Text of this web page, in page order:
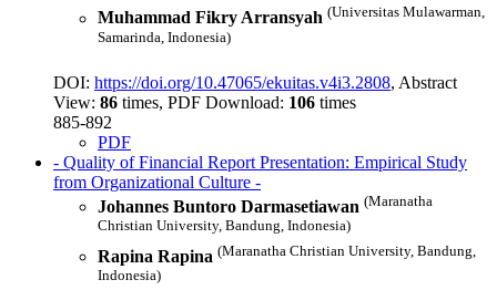
Muhammad Fikry Arransyah (Universitas Mulawarman,
Samarinda, Indonesia)
DOI: https://doi.org/10.47065/ekuitas.v4i3.2808, Abstract
View: 86 times, PDF Download: 106 times
885-892
PDF
- Quality of Financial Report Presentation: Empirical Study
from Organizational Culture -
Johannes Buntoro Darmasetiawan (Maranatha
Christian University, Bandung, Indonesia)
Rapina Rapina (Maranatha Christian University, Bandung,
Indonesia)